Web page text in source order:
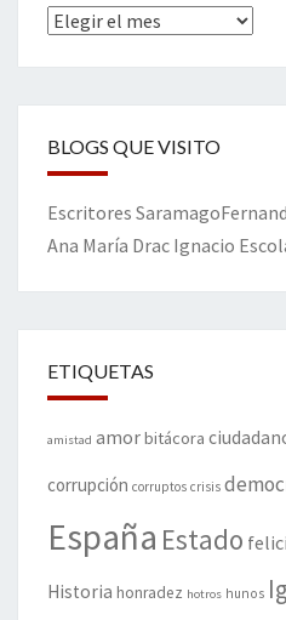
Archivos
BLOGS QUE VISITO
Escritores Saramago
Ana María Drac Ignacio
ETIQUETAS
amistad amorbitácora
corrupción corruptos crisis
España Estado
Historia honradez hotros hunos